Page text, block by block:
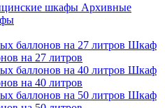
Архивные
Шкаф
на 27 литров
Шкаф
на 40 литров
Шкаф